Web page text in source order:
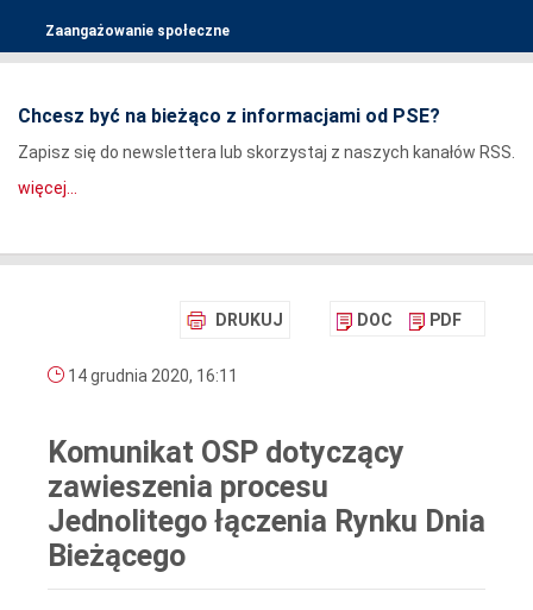
Zaangażowanie społeczne
Chcesz być na bieżąco z informacjami od PSE?
Zapisz się do newslettera lub skorzystaj z naszych kanałów RSS.
więcej...
DRUKUJ DOC PDF
14 grudnia 2020, 16:11
Komunikat OSP dotyczący
zawieszenia procesu
Jednolitego łączenia Rynku Dnia
Bieżącego